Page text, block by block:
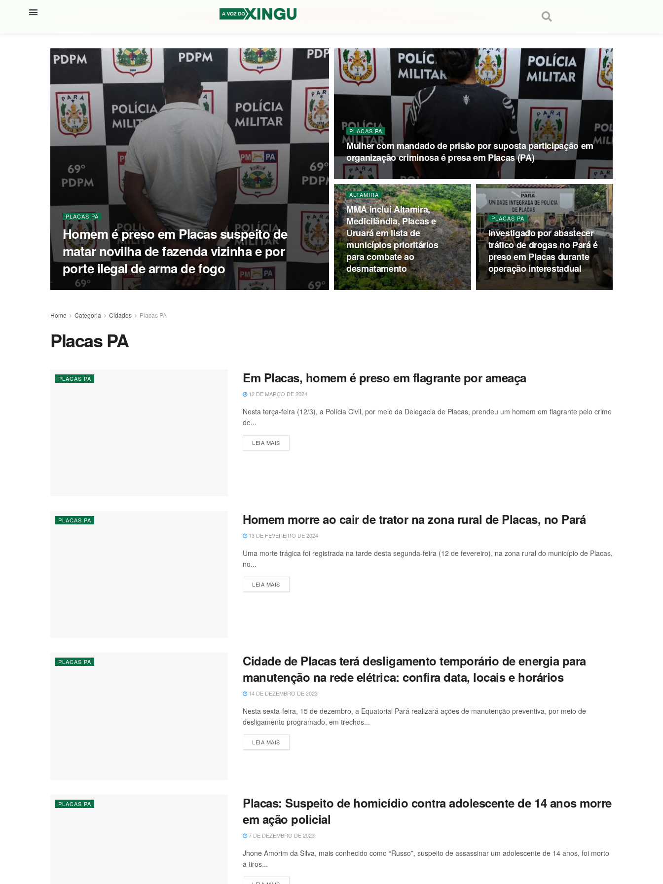
PLACAS PA
Homem é preso em Placas suspeito de
matar novilha de fazenda vizinha e por
porte ilegal de arma de fogo
PLACAS PA
Mulher com mandado de prisão por suposta participação em
organização criminosa é presa em Placas (PA)
ALTAMIRA
MMA inclui Altamira,
Medicilândia, Placas e
Uruará em lista de
municípios prioritários
para combate ao
desmatamento
PLACAS PA
Investigado por abastecer
tráfico de drogas no Pará é
preso em Placas durante
operação interestadual
Home Categoria Cidades Placas PA
Placas PA
PLACAS PA Em Placas, homem é preso em flagrante por ameaça
12 DE MARÇO DE 2024
Nesta terça-feira (12/3), a Polícia Civil, por meio da Delegacia de Placas, prendeu um homem em flagrante pelo crime
de...
LEIA MAIS
PLACAS PA Homem morre ao cair de trator na zona rural de Placas, no Pará
13 DE FEVEREIRO DE 2024
Uma morte trágica foi registrada na tarde desta segunda-feira (12 de fevereiro), na zona rural do município de Placas,
no...
LEIA MAIS
PLACAS PA
Cidade de Placas terá desligamento temporário de energia para
manutenção na rede elétrica: confira data, locais e horários
14 DE DEZEMBRO DE 2023
Nesta sexta-feira, 15 de dezembro, a Equatorial Pará realizará ações de manutenção preventiva, por meio de
desligamento programado, em trechos...
LEIA MAIS
PLACAS PA
Placas: Suspeito de homicídio contra adolescente de 14 anos morre
em ação policial
7 DE DEZEMBRO DE 2023
Jhone Amorim da Silva, mais conhecido como “Russo”, suspeito de assassinar um adolescente de 14 anos, foi morto
a tiros...